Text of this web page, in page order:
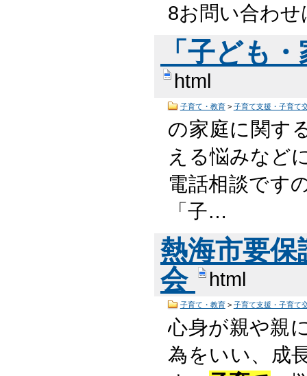
8お問い合わ
「子ども
html
子育て・教育> 子育て支援・子育て
の家庭に関す
える悩みなど
電話相談です
「子…
熱海市要保
会
html
子育て・教育> 子育て支援・子育て
心身が親や親
為をいい、成